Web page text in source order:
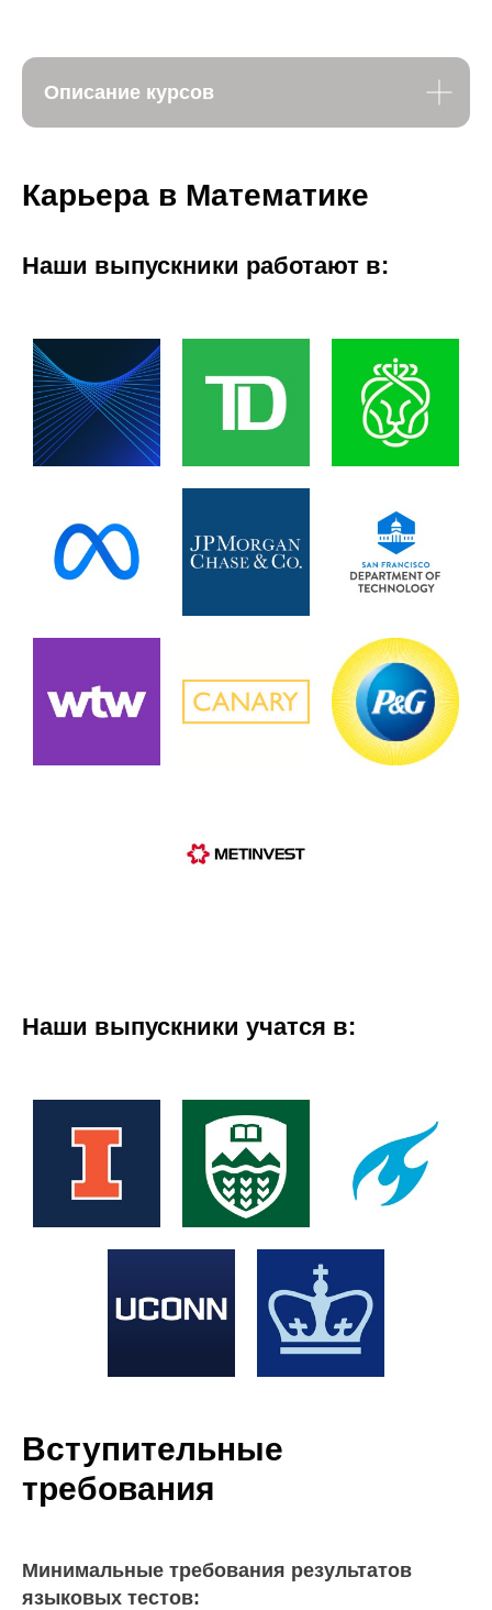
Описание курсов
Карьера в Математике
Наши выпускники работают в:
Наши выпускники учатся в:
Вступительные
требования
Минимальные требования результатов
языковых тестов: